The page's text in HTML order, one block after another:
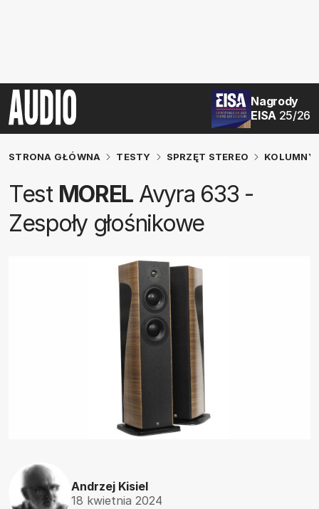
Nagrody
EISA 25/26
STRONA GŁÓWNA TESTY SPRZĘT STEREO KOLUMNY
Test MOREL Avyra 633 -
Zespoły głośnikowe
Andrzej Kisiel
18 kwietnia 2024